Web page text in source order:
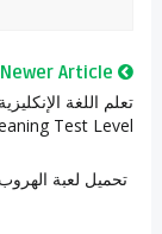
Newer Article
تعلم اللغة
Test Level